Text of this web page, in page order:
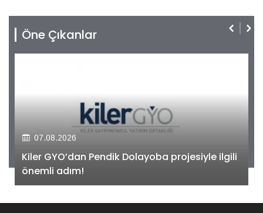
Öne Çıkanlar
07.08.2026
Kiler GYO’dan Pendik Dolayoba projesiyle ilgili
önemli adım!